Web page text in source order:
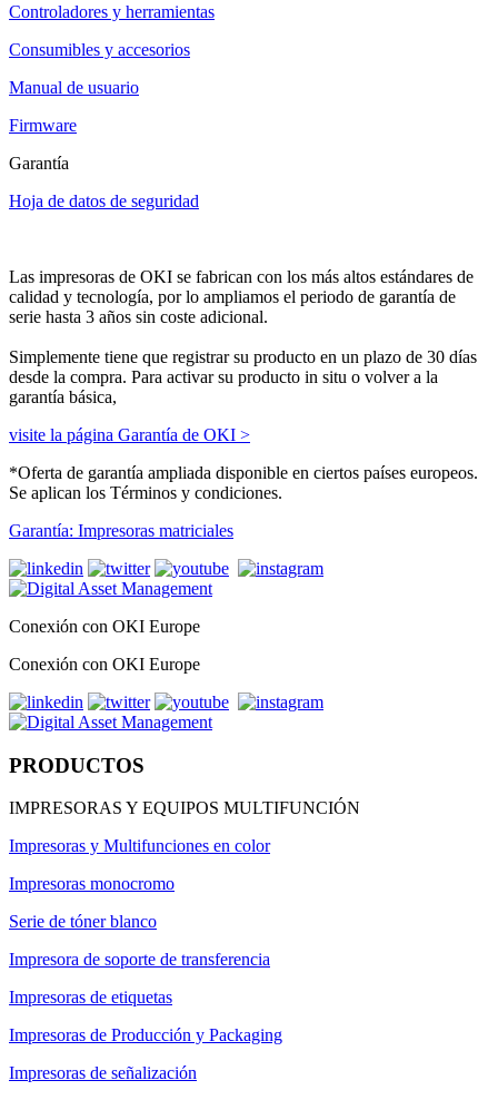
Controladores y herramientas
Consumibles y accesorios
Manual de usuario
Firmware
Garantía
Hoja de datos de seguridad
Las impresoras de OKI se fabrican con los más altos estándares de
calidad y tecnología, por lo ampliamos el periodo de garantía de
serie hasta 3 años sin coste adicional.
Simplemente tiene que registrar su producto en un plazo de 30 días
desde la compra. Para activar su producto in situ o volver a la
garantía básica,
visite la página Garantía de OKI >
*Oferta de garantía ampliada disponible en ciertos países europeos.
Se aplican los Términos y condiciones.
Garantía: Impresoras matriciales
Conexión con OKI Europe
Conexión con OKI Europe
PRODUCTOS
IMPRESORAS Y EQUIPOS MULTIFUNCIÓN
Impresoras y Multifunciones en color
Impresoras monocromo
Serie de tóner blanco
Impresora de soporte de transferencia
Impresoras de etiquetas
Impresoras de Producción y Packaging
Impresoras de señalización